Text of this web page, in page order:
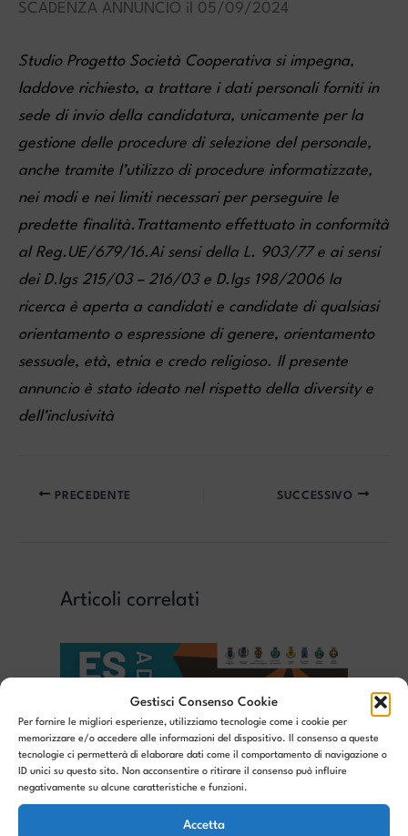
Gestisci Consenso Cookie
Per fornire le migliori esperienze, utilizziamo tecnologie come i cookie per
memorizzare e/o accedere alle informazioni del dispositivo. Il consenso a queste
tecnologie ci permetterà di elaborare dati come il comportamento di navigazione o
ID unici su questo sito. Non acconsentire o ritirare il consenso può influire
negativamente su alcune caratteristiche e funzioni.
Accetta
SCADENZA ANNUNCIO il 05/09/2024
Studio Progetto Società Cooperativa si impegna,
laddove richiesto, a trattare i dati personali forniti in
sede di invio della candidatura, unicamente per la
gestione delle procedure di selezione del personale,
anche tramite l’utilizzo di procedure informatizzate,
nei modi e nei limiti necessari per perseguire le
predette finalità.Trattamento effettuato in conformità
al Reg.UE/679/16.Ai sensi della L. 903/77 e ai sensi
dei D.lgs 215/03 – 216/03 e D.lgs 198/2006 la
ricerca è aperta a candidati e candidate di qualsiasi
orientamento o espressione di genere, orientamento
sessuale, età, etnia e credo religioso. Il presente
annuncio è stato ideato nel rispetto della diversity e
dell’inclusività
PRECEDENTE SUCCESSIVO
Articoli correlati